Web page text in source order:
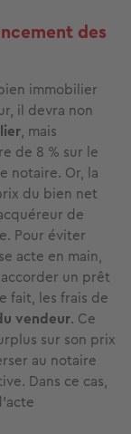
des
immobilier
il devra non
, mais
de 8 % sur le
notaire. Or, la
du bien net
de
Pour éviter
acte en main,
un prêt
fait, les frais de
vendeur. Ce
sur son prix
au notaire
Dans ce cas,